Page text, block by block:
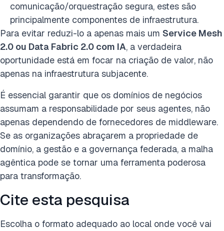
comunicação/orquestração segura, estes são
principalmente componentes de infraestrutura.
Para evitar reduzi-lo a apenas mais um Service Mesh
2.0 ou Data Fabric 2.0 com IA, a verdadeira
oportunidade está em focar na criação de valor, não
apenas na infraestrutura subjacente.
É essencial garantir que os domínios de negócios
assumam a responsabilidade por seus agentes, não
apenas dependendo de fornecedores de middleware.
Se as organizações abraçarem a propriedade de
domínio, a gestão e a governança federada, a malha
agêntica pode se tornar uma ferramenta poderosa
para transformação.
Cite esta pesquisa
Escolha o formato adequado ao local onde você vai